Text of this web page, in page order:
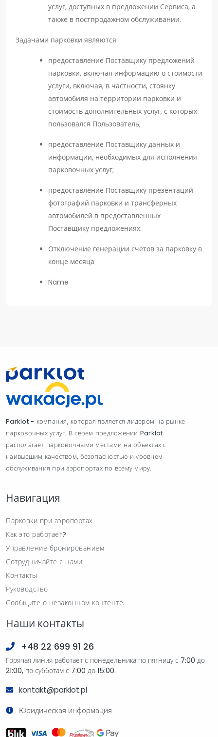
услуг, доступных в предложении Сервиса, а
также в постпродажном обслуживании.
Задачами парковки являются:
предоставление Поставщику предложений
парковки, включая информацию о стоимости
услуги, включая, в частности, стоянку
автомобиля на территории парковки и
стоимость дополнительных услуг, с которых
пользовался Пользователь;
предоставление Поставщику данных и
информации, необходимых для исполнения
парковочных услуг;
предоставление Поставщику презентаций
фотографий парковки и трансферных
автомобилей в предоставленных
Поставщику предложениях.
Отключение генерации счетов за парковку в
конце месяца
Name
Parklot - компания, которая является лидером на рынке
парковочных услуг. В своем предложении Parklot
располагает парковочными местами на объектах с
наивысшим качеством, безопасностью и уровнем
обслуживания при аэропортах по всему миру.
Навигация
Парковки при аэропортах
Как это работает?
Управление бронированием
Сотрудничайте с нами
Контакты
Руководство
Сообщите о незаконном контенте.
Наши контакты
+48 22 699 91 26
Горячая линия работает с понедельника по пятницу с 7:00 до
21:00, по субботам с 7:00 до 15:00.
kontakt@parklot.pl
Юридическая информация